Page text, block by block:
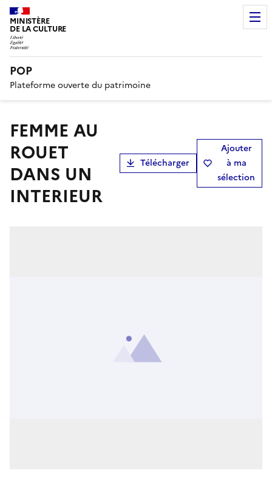
MINISTÈRE
DE LA CULTURE
POP
Plateforme ouverte du patrimoine
FEMME AU
ROUET
DANS UN
INTERIEUR
Télécharger
Ajouter
à ma
sélection